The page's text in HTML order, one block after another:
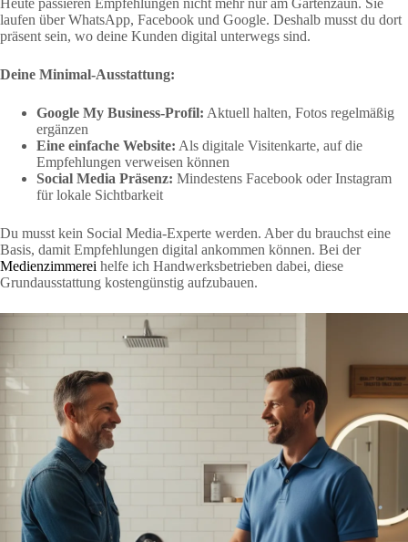
Heute passieren Empfehlungen nicht mehr nur am Gartenzaun. Sie
laufen über WhatsApp, Facebook und Google. Deshalb musst du dort
präsent sein, wo deine Kunden digital unterwegs sind.
Deine Minimal-Ausstattung:
Google My Business-Profil: Aktuell halten, Fotos regelmäßig
ergänzen
Eine einfache Website: Als digitale Visitenkarte, auf die
Empfehlungen verweisen können
Social Media Präsenz: Mindestens Facebook oder Instagram
für lokale Sichtbarkeit
Du musst kein Social Media-Experte werden. Aber du brauchst eine
Basis, damit Empfehlungen digital ankommen können. Bei der
Medienzimmerei helfe ich Handwerksbetrieben dabei, diese
Grundausstattung kostengünstig aufzubauen.